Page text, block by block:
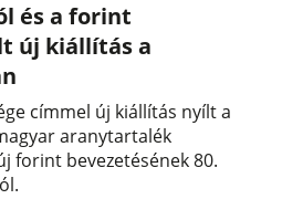
és a forint
új kiállítás a
címmel új kiállítás nyílt a
aranytartalék
forint bevezetésének 80.